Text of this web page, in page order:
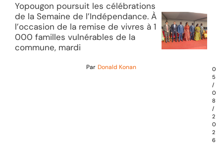
Yopougon poursuit les célébrations
de la Semaine de l’Indépendance. À
l’occasion de la remise de vivres à 1
000 familles vulnérables de la
commune, mardi
Par Donald Konan
0
5
/
0
8
/
2
0
2
6